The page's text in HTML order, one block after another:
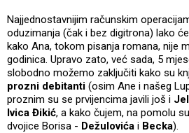
Najjednostavnijim računskim
oduzimanja (čak i bez digitrona) lako
kako Ana, tokom pisanja romana, nije
godinica. Upravo zato, već sada, 5
slobodno možemo zaključiti kako su
prozni debitanti (osim Ane i našeg
proznim su se prvijencima javili još i
Ivica Đikić, a kako čujem, na pomolu
dvojice Borisa - Dežulovića i Becka).